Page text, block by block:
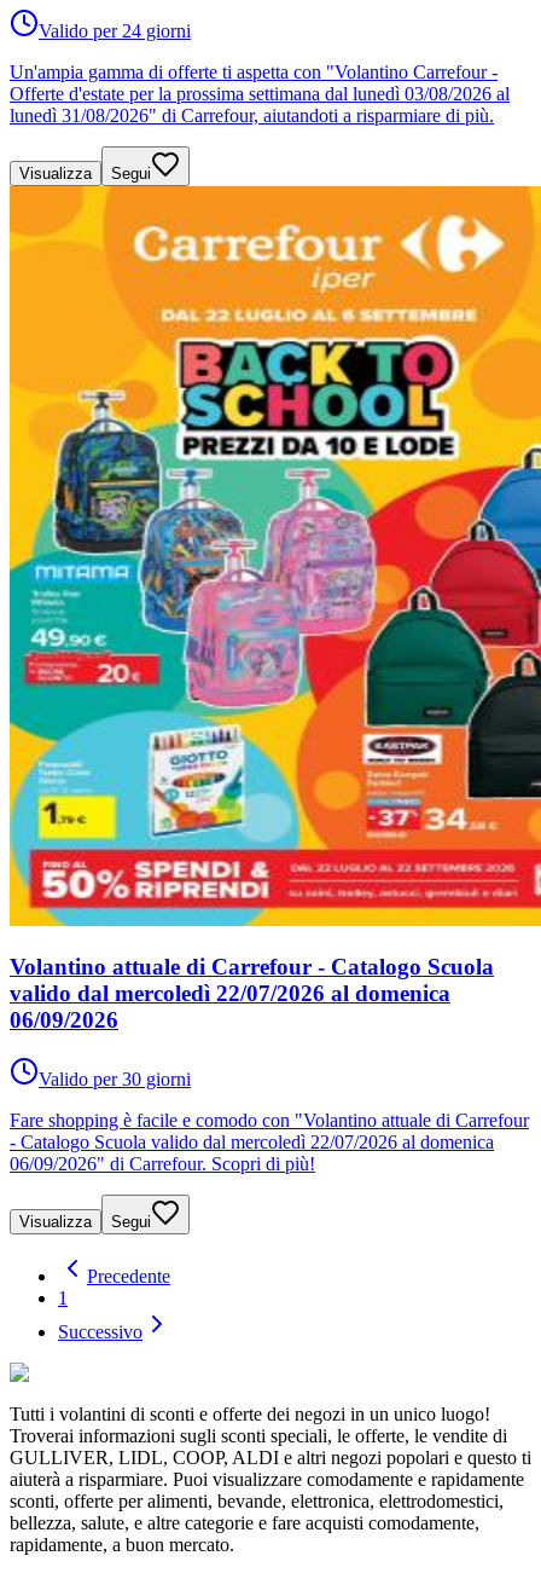
Valido per 24 giorni
Un'ampia gamma di offerte ti aspetta con "Volantino Carrefour -
Offerte d'estate per la prossima settimana dal lunedì 03/08/2026 al
lunedì 31/08/2026" di Carrefour, aiutandoti a risparmiare di più.
Visualizza Segui
Volantino attuale di Carrefour - Catalogo Scuola
valido dal mercoledì 22/07/2026 al domenica
06/09/2026
Valido per 30 giorni
Fare shopping è facile e comodo con "Volantino attuale di Carrefour
- Catalogo Scuola valido dal mercoledì 22/07/2026 al domenica
06/09/2026" di Carrefour. Scopri di più!
Visualizza Segui
Precedente
1
Successivo
Tutti i volantini di sconti e offerte dei negozi in un unico luogo!
Troverai informazioni sugli sconti speciali, le offerte, le vendite di
GULLIVER, LIDL, COOP, ALDI e altri negozi popolari e questo ti
aiuterà a risparmiare. Puoi visualizzare comodamente e rapidamente
sconti, offerte per alimenti, bevande, elettronica, elettrodomestici,
bellezza, salute, e altre categorie e fare acquisti comodamente,
rapidamente, a buon mercato.